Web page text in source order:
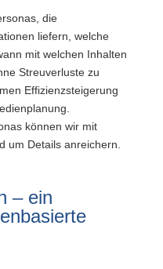
die
liefern, welche
mit welchen Inhalten
Streuverluste zu
Effizienzsteigerung
können wir mit
um Details anreichern.
– ein